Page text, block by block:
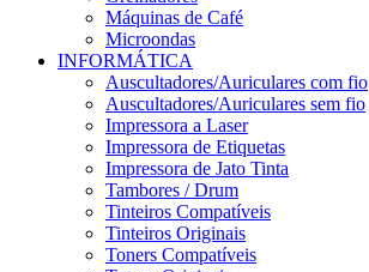
Máquinas de Café
Microondas
INFORMÁTICA
Auscultadores/Auriculares com fio
Auscultadores/Auriculares sem fio
Impressora a Laser
Impressora de Etiquetas
Impressora de Jato Tinta
Tambores / Drum
Tinteiros Compatíveis
Tinteiros Originais
Toners Compatíveis